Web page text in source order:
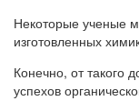
Некоторые ученые
изготовленных
Конечно, от такого
успехов